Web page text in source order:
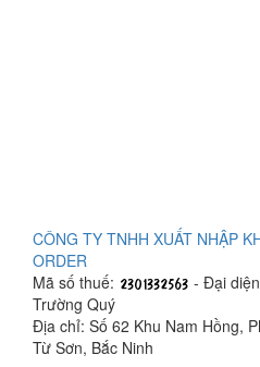
CÔNG TY TNHH XUẤT NHẬP
ORDER
Mã số thuế:
- Đại
Trường Quý
Địa chỉ: Số 62 Khu Nam Hồng,
Từ Sơn, Bắc Ninh